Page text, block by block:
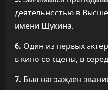
деятельностью в
имени Щукина.
6. Один из первых
в кино со сцены, в
7. Был награжден